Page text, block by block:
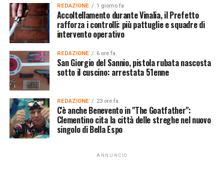
REDAZIONE 1 giorno fa
Accoltellamento durante Vinalia, il Prefetto
rafforza i controlli: più pattuglie e squadre di
intervento operativo
REDAZIONE 6 ore fa
San Giorgio del Sannio, pistola rubata nascosta
sotto il cuscino: arrestata 51enne
REDAZIONE 23 ore fa
C'è anche Benevento in "The Goatfather":
Clementino cita la città delle streghe nel nuovo
singolo di Bella Espo
ANNUNCIO